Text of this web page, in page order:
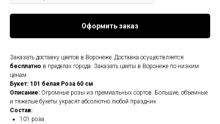
Оформить заказ
Заказать доставку цветов в Воронеже. Доставка осуществляется
бесплатно в пределах города. Заказать цветы в Воронеже по низким
ценам
Букет: 101 белая Роза 60 см
Описание: Огромные розы из премиальных сортов. Большие, объемные
и тяжелые букеты украсят абсолютно любой праздник
Состав:
101 роза